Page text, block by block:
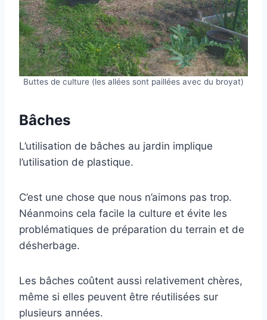
Buttes de culture (les allées sont paillées avec du broyat)
Bâches
L’utilisation de bâches au jardin implique
l’utilisation de plastique.
C’est une chose que nous n’aimons pas trop.
Néanmoins cela facile la culture et évite les
problématiques de préparation du terrain et de
désherbage.
Les bâches coûtent aussi relativement chères,
même si elles peuvent être réutilisées sur
plusieurs années.